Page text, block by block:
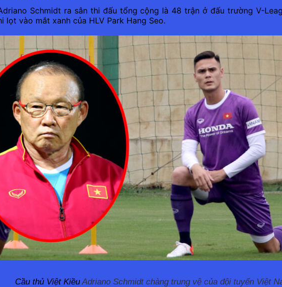
Schmidt ra sân thi đấu tổng cộng là 48 trận ở đấu trường V-
vào mắt xanh của HLV Park Hang Seo.
Cầu thủ Việt Kiều Adriano Schmidt chàng trung vệ của đội tuyển Việt